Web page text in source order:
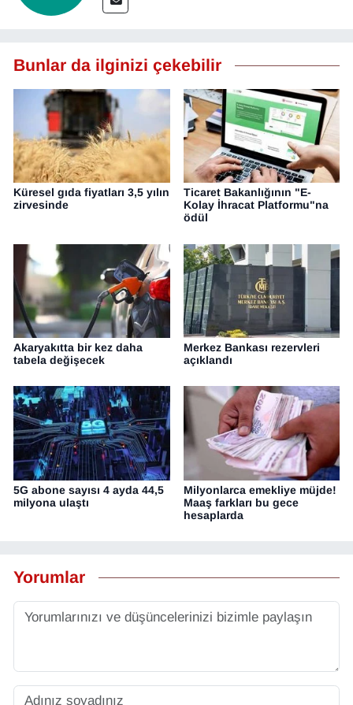
Bunlar da ilginizi çekebilir
Küresel gıda fiyatları 3,5 yılın
zirvesinde
Ticaret Bakanlığının "E-
Kolay İhracat Platformu"na
ödül
Akaryakıtta bir kez daha
tabela değişecek
Merkez Bankası rezervleri
açıklandı
5G abone sayısı 4 ayda 44,5
milyona ulaştı
Milyonlarca emekliye müjde!
Maaş farkları bu gece
hesaplarda
Yorumlar